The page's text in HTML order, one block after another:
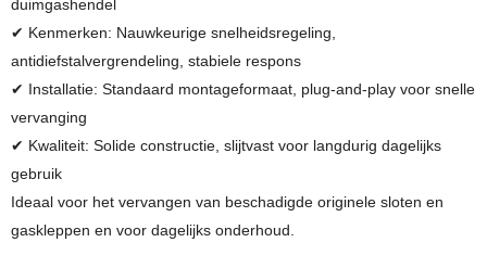
duimgashendel
✔ Kenmerken: Nauwkeurige snelheidsregeling,
antidiefstalvergrendeling, stabiele respons
✔ Installatie: Standaard montageformaat, plug-and-play voor snelle
vervanging
✔ Kwaliteit: Solide constructie, slijtvast voor langdurig dagelijks
gebruik
Ideaal voor het vervangen van beschadigde originele sloten en
gaskleppen en voor dagelijks onderhoud.